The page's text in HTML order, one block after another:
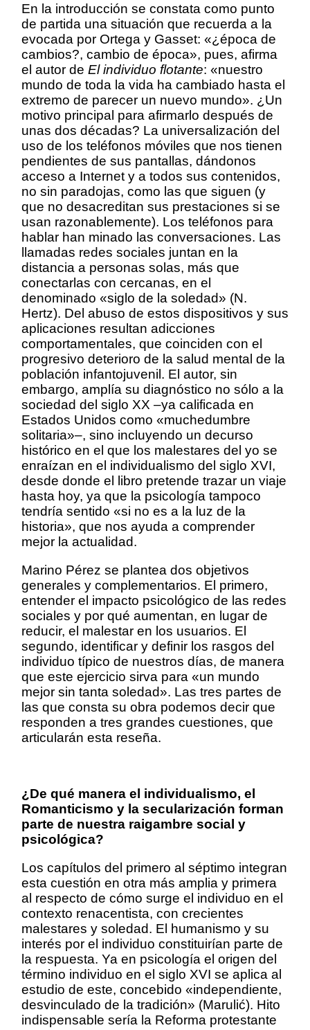
En la introducción se constata como punto
de partida una situación que recuerda a la
evocada por Ortega y Gasset: «¿época de
cambios?, cambio de época», pues, afirma
el autor de El individuo flotante: «nuestro
mundo de toda la vida ha cambiado hasta el
extremo de parecer un nuevo mundo». ¿Un
motivo principal para afirmarlo después de
unas dos décadas? La universalización del
uso de los teléfonos móviles que nos tienen
pendientes de sus pantallas, dándonos
acceso a Internet y a todos sus contenidos,
no sin paradojas, como las que siguen (y
que no desacreditan sus prestaciones si se
usan razonablemente). Los teléfonos para
hablar han minado las conversaciones. Las
llamadas redes sociales juntan en la
distancia a personas solas, más que
conectarlas con cercanas, en el
denominado «siglo de la soledad» (N.
Hertz). Del abuso de estos dispositivos y sus
aplicaciones resultan adicciones
comportamentales, que coinciden con el
progresivo deterioro de la salud mental de la
población infantojuvenil. El autor, sin
embargo, amplía su diagnóstico no sólo a la
sociedad del siglo XX –ya calificada en
Estados Unidos como «muchedumbre
solitaria»–, sino incluyendo un decurso
histórico en el que los malestares del yo se
enraízan en el individualismo del siglo XVI,
desde donde el libro pretende trazar un viaje
hasta hoy, ya que la psicología tampoco
tendría sentido «si no es a la luz de la
historia», que nos ayuda a comprender
mejor la actualidad.
Marino Pérez se plantea dos objetivos
generales y complementarios. El primero,
entender el impacto psicológico de las redes
sociales y por qué aumentan, en lugar de
reducir, el malestar en los usuarios. El
segundo, identificar y definir los rasgos del
individuo típico de nuestros días, de manera
que este ejercicio sirva para «un mundo
mejor sin tanta soledad». Las tres partes de
las que consta su obra podemos decir que
responden a tres grandes cuestiones, que
articularán esta reseña.
¿De qué manera el individualismo, el
Romanticismo y la secularización forman
parte de nuestra raigambre social y
psicológica?
Los capítulos del primero al séptimo integran
esta cuestión en otra más amplia y primera
al respecto de cómo surge el individuo en el
contexto renacentista, con crecientes
malestares y soledad. El humanismo y su
interés por el individuo constituirían parte de
la respuesta. Ya en psicología el origen del
término individuo en el siglo XVI se aplica al
estudio de este, concebido «independiente,
desvinculado de la tradición» (Marulić). Hito
indispensable sería la Reforma protestante